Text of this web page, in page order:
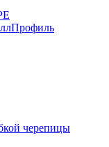
черепицы